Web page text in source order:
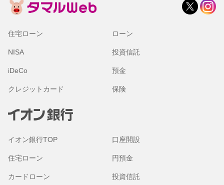
住宅ローン ローン
NISA 投資信託
iDeCo 預金
クレジットカード 保険
イオン銀行TOP 口座開設
住宅ローン 円預金
カードローン 投資信託